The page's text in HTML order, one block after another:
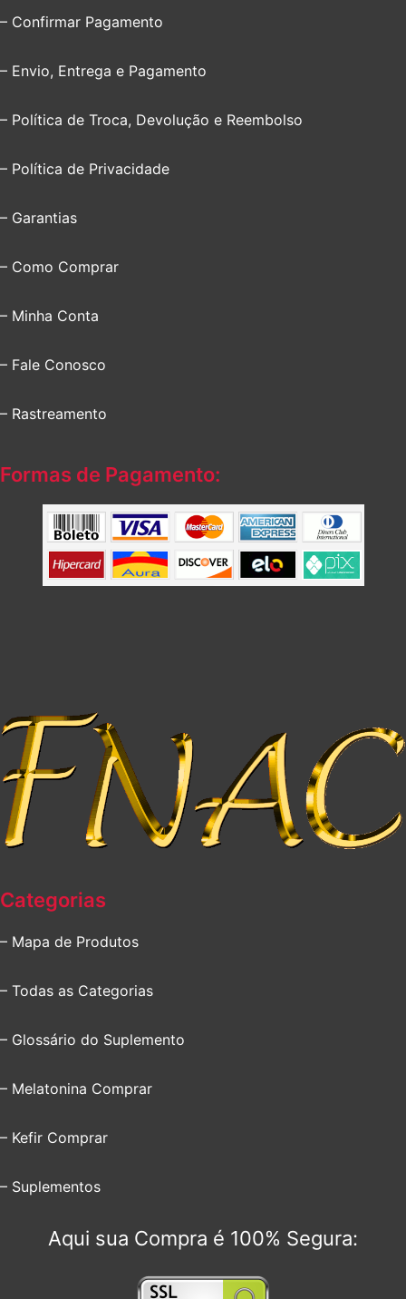
– Confirmar Pagamento
– Envio, Entrega e Pagamento
– Política de Troca, Devolução e Reembolso
– Política de Privacidade
– Garantias
– Como Comprar
– Minha Conta
– Fale Conosco
– Rastreamento
Formas de Pagamento:
Categorias
– Mapa de Produtos
– Todas as Categorias
– Glossário do Suplemento
– Melatonina Comprar
– Kefir Comprar
– Suplementos
Aqui sua Compra é 100% Segura: